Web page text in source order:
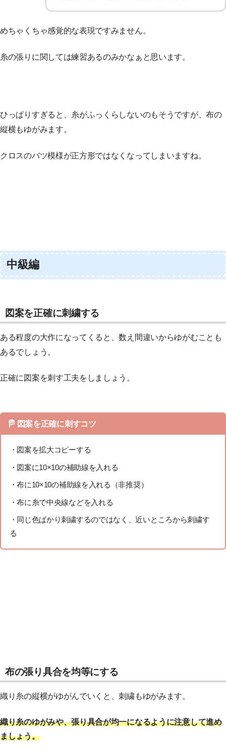
めちゃくちゃ感覚的な表現ですみません。
糸の張りに関しては練習あるのみかなぁと思います。
ひっぱりすぎると、糸がふっくらしないのもそうですが、布の
縦横もゆがみます。
クロスのバツ模様が正方形ではなくなってしまいますね。
中級編
図案を正確に刺繍する
ある程度の大作になってくると、数え間違いからゆがむことも
あるでしょう。
正確に図案を刺す工夫をしましょう。
図案を正確に刺すコツ
・図案を拡大コピーする
・図案に10×10の補助線を入れる
・布に10×10の補助線を入れる（非推奨）
・布に糸で中央線などを入れる
・同じ色ばかり刺繍するのではなく、近いところから刺繍す
る
布の張り具合を均等にする
織り糸の縦横がゆがんでいくと、刺繍もゆがみます。
織り糸のゆがみや、張り具合が均一になるように注意して進め
ましょう。